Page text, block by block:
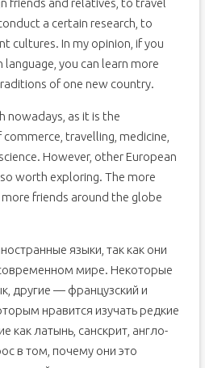
friends and relatives, to travel
a certain research, to
cultures. In my opinion, if you
you can learn more
of one new country.
nowadays, as it is the
travelling, medicine,
However, other European
worth exploring. The more
friends around the globe
языки, так как они
мире. Некоторые
другие — французский и
нравится изучать редкие
как латынь, санскрит, англо-
в том, почему они это